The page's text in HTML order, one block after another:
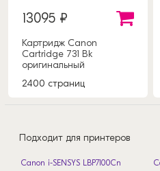
13095 ₽
Картридж Canon
Cartridge 731 Bk
оригинальный
2400 страниц
Подходит для принтеров
Canon i-SENSYS LBP7100Cn